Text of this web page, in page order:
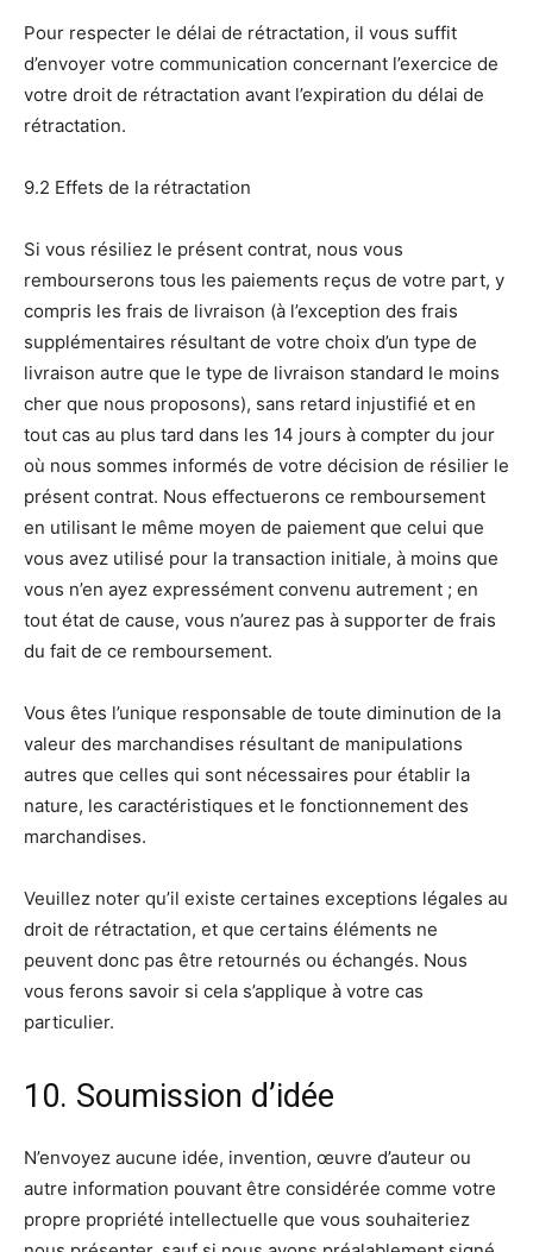
Pour respecter le délai de rétractation, il vous suffit
d’envoyer votre communication concernant l’exercice de
votre droit de rétractation avant l’expiration du délai de
rétractation.
9.2 Effets de la rétractation
Si vous résiliez le présent contrat, nous vous
rembourserons tous les paiements reçus de votre part, y
compris les frais de livraison (à l’exception des frais
supplémentaires résultant de votre choix d’un type de
livraison autre que le type de livraison standard le moins
cher que nous proposons), sans retard injustifié et en
tout cas au plus tard dans les 14 jours à compter du jour
où nous sommes informés de votre décision de résilier le
présent contrat. Nous effectuerons ce remboursement
en utilisant le même moyen de paiement que celui que
vous avez utilisé pour la transaction initiale, à moins que
vous n’en ayez expressément convenu autrement ; en
tout état de cause, vous n’aurez pas à supporter de frais
du fait de ce remboursement.
Vous êtes l’unique responsable de toute diminution de la
valeur des marchandises résultant de manipulations
autres que celles qui sont nécessaires pour établir la
nature, les caractéristiques et le fonctionnement des
marchandises.
Veuillez noter qu’il existe certaines exceptions légales au
droit de rétractation, et que certains éléments ne
peuvent donc pas être retournés ou échangés. Nous
vous ferons savoir si cela s’applique à votre cas
particulier.
10. Soumission d’idée
N’envoyez aucune idée, invention, œuvre d’auteur ou
autre information pouvant être considérée comme votre
propre propriété intellectuelle que vous souhaiteriez